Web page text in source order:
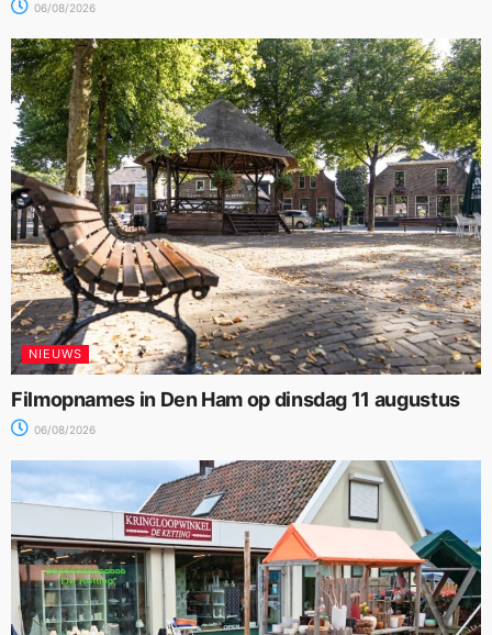
06/08/2026
NIEUWS
Filmopnames in Den Ham op dinsdag 11 augustus
06/08/2026